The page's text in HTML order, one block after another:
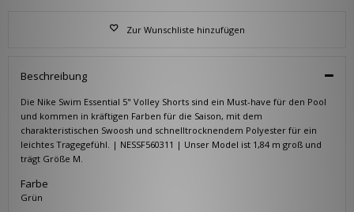
Zur Wunschliste hinzufügen
Beschreibung
Die Nike Swim Essential 5" Volley Shorts sind ein Must-have für den Pool
und kommen in kräftigen Farben für die Saison, mit dem
charakteristischen Swoosh und schnelltrocknendem Polyester für ein
leichtes Tragegefühl. | NESSF560311 | Unser Model ist 1,84 m groß und
trägt Größe M.
Farbe
Grün